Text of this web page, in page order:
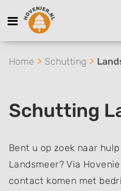
Home Schutting
Schutting
Bent u op zoek naar
Landsmeer? Via
contact komen met